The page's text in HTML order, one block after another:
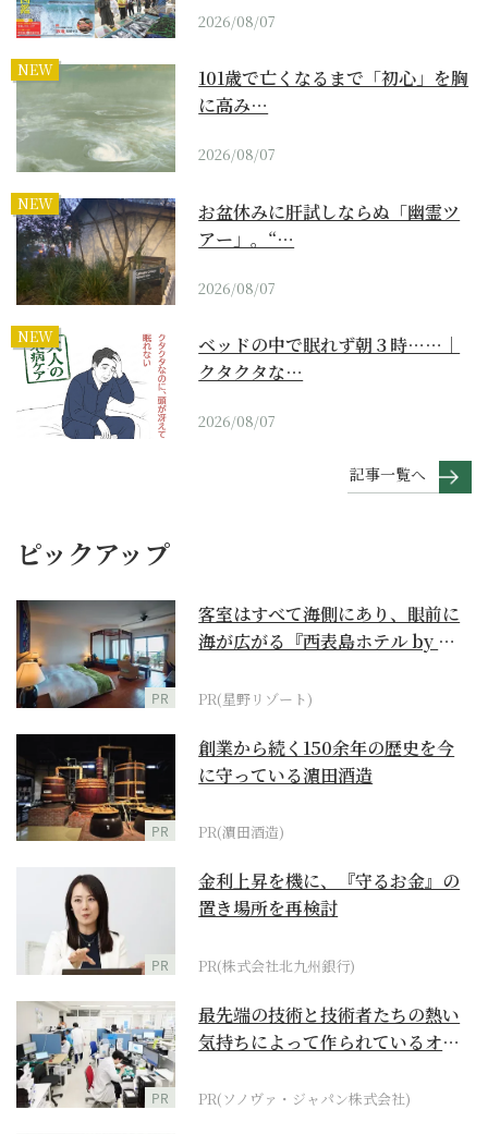
2026/08/07
NEW
101歳で亡くなるまで「初心」を胸
に高み…
2026/08/07
NEW
お盆休みに肝試しならぬ「幽霊ツ
アー」。“…
2026/08/07
NEW
ベッドの中で眠れず朝３時……｜
クタクタな…
2026/08/07
記事一覧へ
ピックアップ
PR
客室はすべて海側にあり、眼前に
海が広がる『西表島ホテル by 星
PR(星野リゾート)
PR
創業から続く150余年の歴史を今
に守っている濵田酒造
PR(濵田酒造)
PR
金利上昇を機に、『守るお金』の
置き場所を再検討
PR(株式会社北九州銀行)
PR
最先端の技術と技術者たちの熱い
気持ちによって作られているオー
PR(ソノヴァ・ジャパン株式会社)